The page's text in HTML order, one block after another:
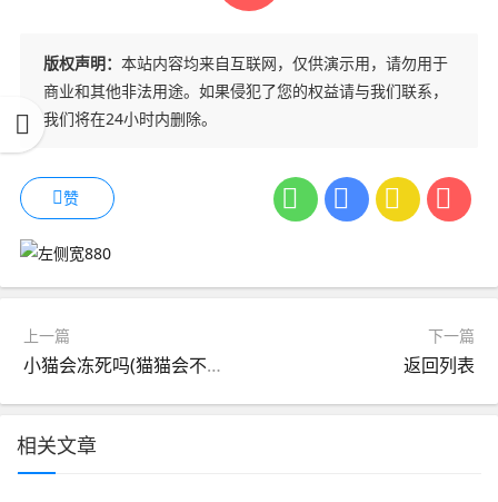
版权声明： 本站内容均来自互联网，仅供演示用，请勿用于
商业和其他非法用途。如果侵犯了您的权益请与我们联系，
我们将在24小时内删除。
赞
上一篇
小猫会冻死吗(猫猫会不会冻死)
下一篇
返回列表
相关文章